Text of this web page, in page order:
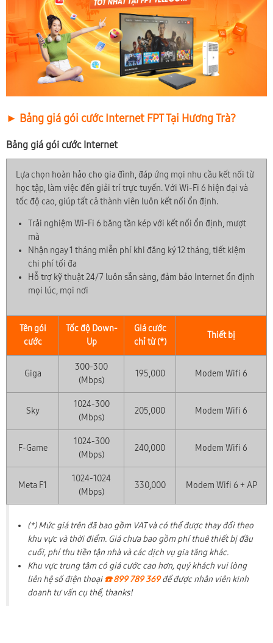
► Bảng giá gói cước Internet FPT Tại Hương Trà?
Bảng giá gói cước Internet
Lựa chọn hoàn hảo cho gia đình, đáp ứng mọi nhu cầu kết nối từ
học tập, làm việc đến giải trí trực tuyến. Với Wi-Fi 6 hiện đại và
tốc độ cao, giúp tất cả thành viên luôn kết nối ổn định.
Trải nghiệm Wi-Fi 6 băng tần kép với kết nối ổn định, mượt
mà
Nhận ngay 1 tháng miễn phí khi đăng ký 12 tháng, tiết kiệm
chi phí tối đa
Hỗ trợ kỹ thuật 24/7 luôn sẵn sàng, đảm bảo Internet ổn định
mọi lúc, mọi nơi
Tên gói
cước
Tốc độ Down-
Up
Giá cước
chỉ từ (*)
Thiết bị
Giga
300-300
(Mbps)
195,000 Modem Wifi 6
Sky
1024-300
(Mbps)
205,000 Modem Wifi 6
F-Game
1024-300
(Mbps)
240,000 Modem Wifi 6
Meta F1
1024-1024
(Mbps)
330,000 Modem Wifi 6 + AP
(*) Mức giá trên đã bao gồm VAT và có thể được thay đổi theo
khu vực và thời điểm. Giá chưa bao gồm phí thuê thiết bị đầu
cuối, phí thu tiền tận nhà và các dịch vụ gia tăng khác.
Khu vực trung tâm có giá cước cao hơn, quý khách vui lòng
liên hệ số điện thoại☎️ 899 789 369để được nhân viên kinh
doanh tư vấn cụ thể, thanks!